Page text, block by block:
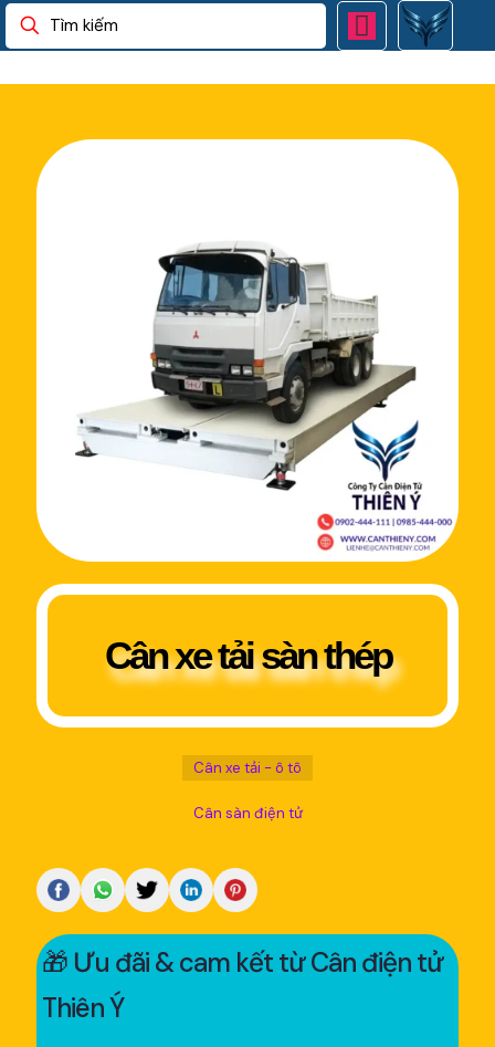
Cân xe tải sàn thép
Cân xe tải - ô tô
Cân sàn điện tử
🎁 Ưu đãi & cam kết từ Cân điện tử
Thiên Ý